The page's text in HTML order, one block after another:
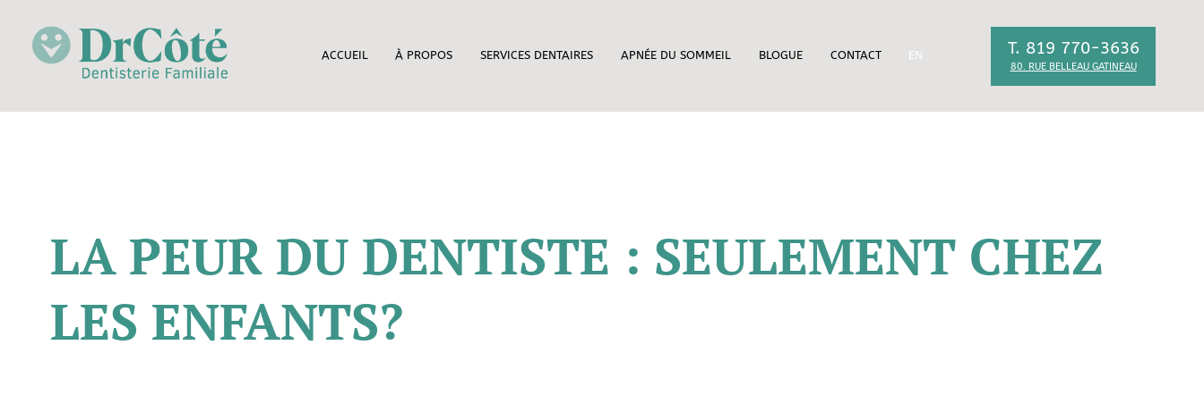
ACCUEIL À PROPOS SERVICES DENTAIRES APNÉE DU SOMMEIL BLOGUE CONTACT EN T. 819 770-3636
80. RUE BELLEAU GATINEAU
LA PEUR DU DENTISTE : SEULEMENT CHEZ
LES ENFANTS?